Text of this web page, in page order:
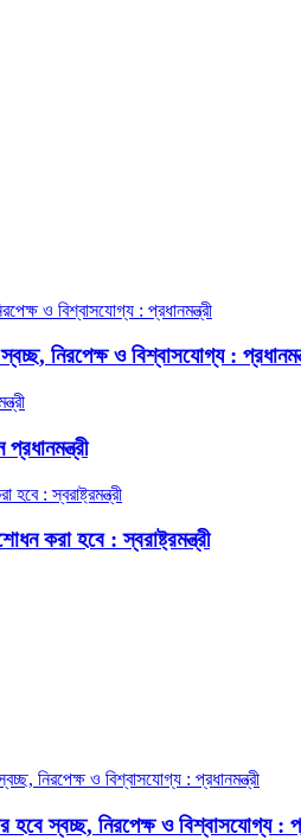
নিরপেক্ষ ও বিশ্বাসযোগ্য :
করা হবে : স্বরাষ্ট্রমন্ত্রী
হবে স্বচ্ছ, নিরপেক্ষ ও বিশ্বাসযোগ্য :